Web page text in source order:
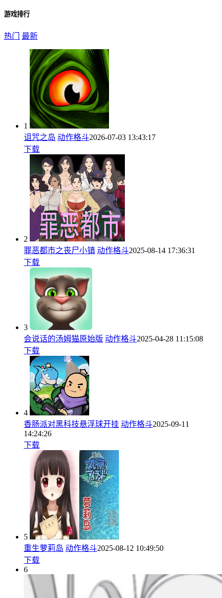
游戏排行
热门 最新
1
诅咒之岛 动作格斗2026-07-03 13:43:17
下载
2
罪恶都市之丧尸小镇 动作格斗2025-08-14 17:36:31
下载
3
会说话的汤姆猫原始版 动作格斗2025-04-28 11:15:08
下载
4
香肠派对黑科技悬浮球开挂 动作格斗2025-09-11
14:24:26
下载
5
重生萝莉岛 动作格斗2025-08-12 10:49:50
下载
6